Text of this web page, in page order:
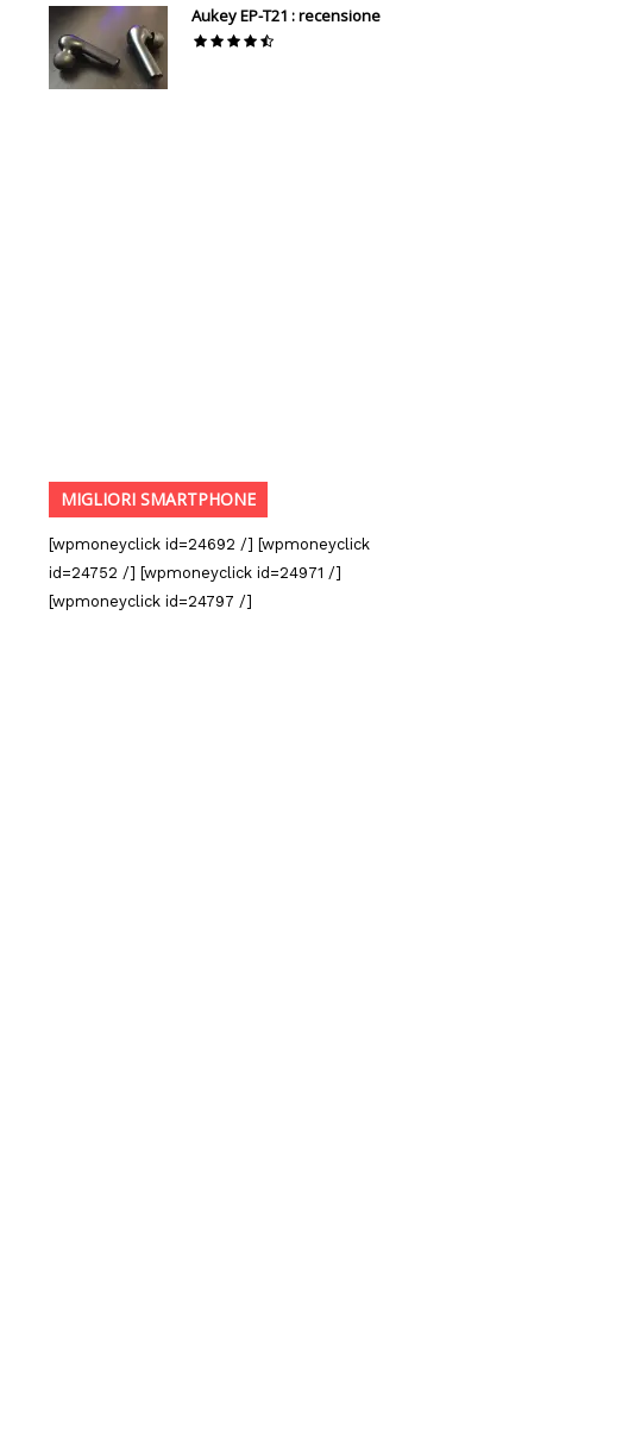
Aukey EP-T21 : recensione
MIGLIORI SMARTPHONE
[wpmoneyclick id=24692 /] [wpmoneyclick
id=24752 /] [wpmoneyclick id=24971 /]
[wpmoneyclick id=24797 /]